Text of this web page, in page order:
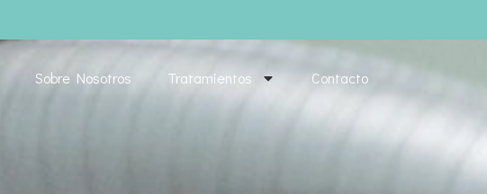
Sobre Nosotros Tratamientos Contacto